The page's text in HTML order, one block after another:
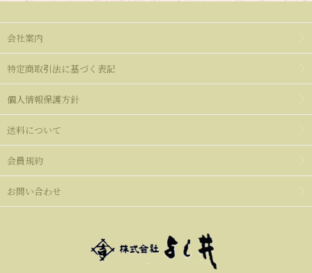
会社案内
特定商取引法に基づく表記
個人情報保護方針
送料について
会員規約
お問い合わせ